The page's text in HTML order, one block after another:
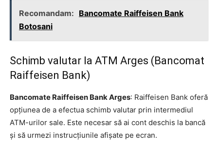
Recomandam: Bancomate Raiffeisen Bank
Botosani
Schimb valutar la ATM Arges (Bancomat
Raiffeisen Bank)
Bancomate Raiffeisen Bank Arges: Raiffeisen Bank oferă
opțiunea de a efectua schimb valutar prin intermediul
ATM-urilor sale. Este necesar să ai cont deschis la bancă
și să urmezi instrucțiunile afișate pe ecran.